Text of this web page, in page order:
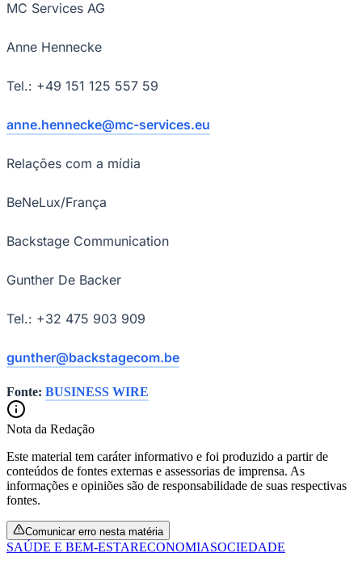
Botafogo
Grêmio
MC Services AG
Anne Hennecke
Tel.: +49 151 125 557 59
anne.hennecke@mc-services.eu
Relações com a mídia
BeNeLux/França
Backstage Communication
Gunther De Backer
Tel.: +32 475 903 909
gunther@backstagecom.be
Fonte: BUSINESS WIRE
Nota da Redação
Este material tem caráter informativo e foi produzido a partir de
conteúdos de fontes externas e assessorias de imprensa. As
informações e opiniões são de responsabilidade de suas respectivas
fontes.
Comunicar erro nesta matéria
SAÚDE E BEM-ESTARECONOMIASOCIEDADE